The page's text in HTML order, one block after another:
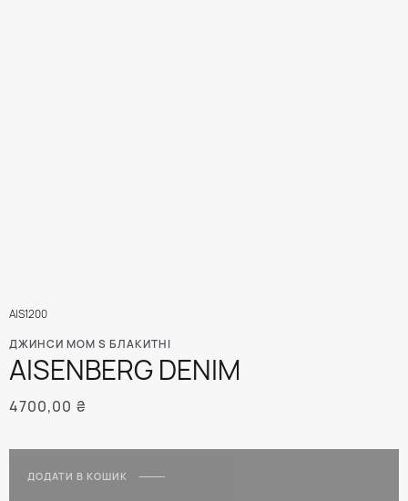
ДЖИНСИ MOM S БЛАКИТНІ
AISENBERG DENIM
AIS1200
4700,00 ₴
ДОДАТИ В КОШИК